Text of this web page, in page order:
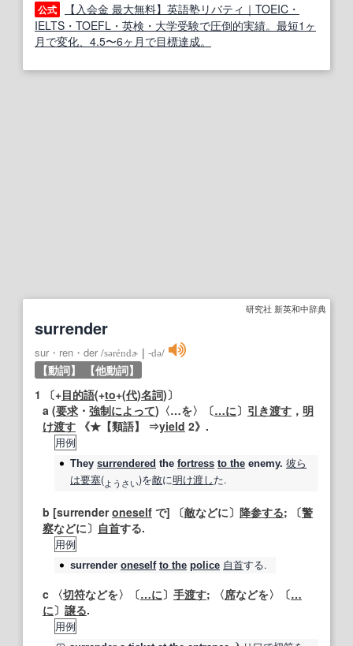
公式
【入会金 最大無料】英語塾リバティ｜TOEIC・
IELTS・TOEFL・英検・大学受験で圧倒的実績。最短1ヶ
月で変化、4.5〜6ヶ月で目標達成。
研究社 新英和中辞典
surrender
sur・ren・der /səréndɚ ‐də/
【動詞】
【他動詞】
1 〔+目的語(+to+(代)名詞)〕
a (要求 ・ 強制によって)〈…を〉〔…に〕 引き渡す ， 明
け渡す 《★ 【類語】 ⇒yield 2》.
用例
They surrendered the fortress to the enemy. 彼ら
は要塞(よ うさ い)を敵に明け渡した.
b [surrenderoneself で] 〔敵などに〕 降参する; 〔警
察などに〕 自首する.
用例
surrender oneself to the police 自首する.
c 〈切符などを〉〔…に〕 手渡す; 〈席などを〉〔…
に〕 譲る.
用例